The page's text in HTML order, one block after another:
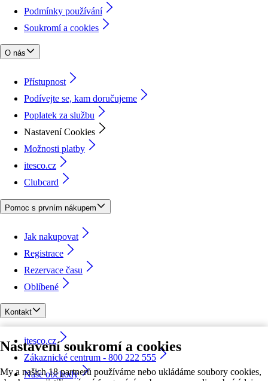
Nastavení soukromí a cookies
My a našich 18 partnerů používáme nebo ukládáme soubory cookies,
Podmínky používání
Soukromí a cookies
O nás
Přístupnost
Podívejte se, kam doručujeme
Poplatek za službu
Nastavení Cookies
Možnosti platby
itesco.cz
Clubcard
Pomoc s prvním nákupem
Jak nakupovat
Registrace
Rezervace času
Oblíbené
Kontakt
itesco.cz
Zákaznické centrum - 800 222 555
Naše obchody